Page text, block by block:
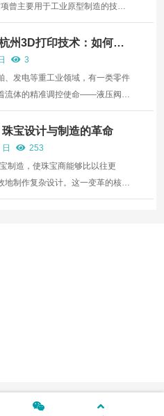
曾主要用于工业原型制造的技
准和环保的显著优势，悄然改变着
作范式，为艺术家、设计师及商业
决方案。作为资深的杭州3D打印
州3D打印技术：如何攻
的生产难关
3
、发电等重工业领域，有一类零件
流体的精准调控使命——液压阀
腐蚀性介质中，承受高温高压与频
和制造精度的要求近乎苛刻。传统
而通过杭州3D打印技术却能轻松
宝设计与制造的革命
253
制造，使珠宝商能够比以往更
地制作复杂设计。这一变革的核心
它通过省去模具制作中的许多手